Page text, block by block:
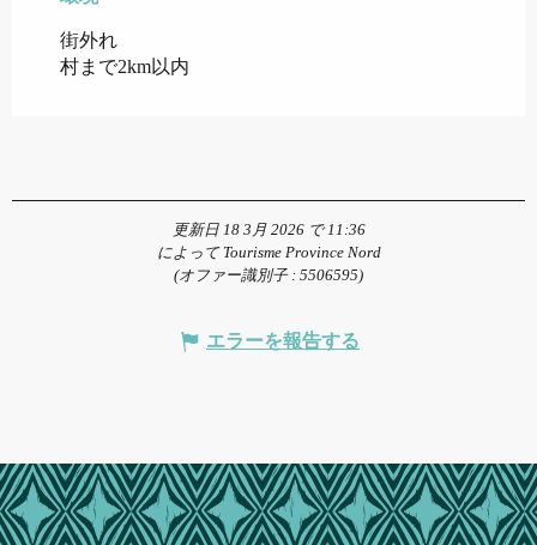
街外れ
村まで2km以内
更新日 18 3月 2026 で 11:36
によって Tourisme Province Nord
(オファー識別子 : 5506595)
エラーを報告する